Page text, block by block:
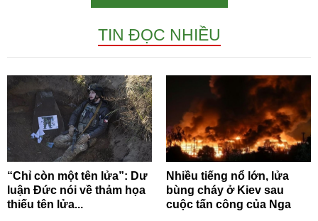
TIN ĐỌC NHIỀU
“Chỉ còn một tên lửa”: Dư
luận Đức nói về thảm họa
thiếu tên lửa...
Nhiều tiếng nổ lớn, lửa
bùng cháy ở Kiev sau
cuộc tấn công của Nga